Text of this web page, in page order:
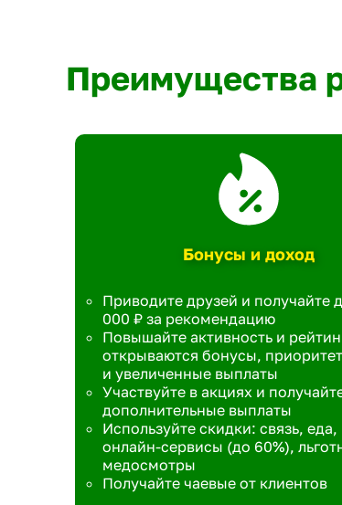
Преимущества
Бонусы и доход
Приводите друзей и получайте
000 ₽ за рекомендацию
Повышайте активность и
открываются бонусы,
и увеличенные выплаты
Участвуйте в акциях и
дополнительные выплаты
Используйте скидки: связь, еда,
онлайн-сервисы (до 60%),
медосмотры
Получайте чаевые от клиентов